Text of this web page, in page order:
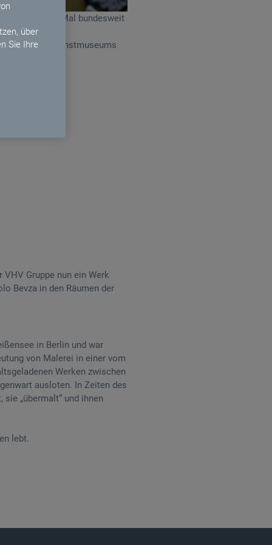
zum zweiten Mal bundesweit
des Kunstmuseums
Gruppe nun ein Werk
Bevza in den Räumen der
in Berlin und war
von Malerei in einer vom
Werken zwischen
ausloten. In Zeiten des
„übermalt“ und ihnen
lebt.
über
Sie Ihre